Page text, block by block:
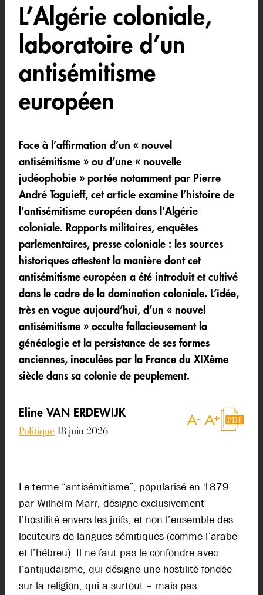
L’Algérie coloniale,
laboratoire d’un
antisémitisme
européen
Face à l’affirmation d’un « nouvel
antisémitisme » ou d’une « nouvelle
judéophobie » portée notamment par Pierre
André Taguieff, cet article examine l’histoire de
l’antisémitisme européen dans l’Algérie
coloniale. Rapports militaires, enquêtes
parlementaires, presse coloniale : les sources
historiques attestent la manière dont cet
antisémitisme européen a été introduit et cultivé
dans le cadre de la domination coloniale. L’idée,
très en vogue aujourd’hui, d’un « nouvel
antisémitisme » occulte fallacieusement la
généalogie et la persistance de ses formes
anciennes, inoculées par la France du XIXème
siècle dans sa colonie de peuplement.
Eline VAN ERDEWIJK
Politique 18 juin 2026
Le terme “antisémitisme”, popularisé en 1879
par Wilhelm Marr, désigne exclusivement
l’hostilité envers les juifs, et non l’ensemble des
locuteurs de langues sémitiques (comme l’arabe
et l’hébreu). Il ne faut pas le confondre avec
l’antijudaïsme, qui désigne une hostilité fondée
sur la religion, qui a surtout – mais pas